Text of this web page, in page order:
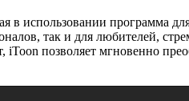
в использовании программа
так и для любителей,
iToon позволяет мгновенно